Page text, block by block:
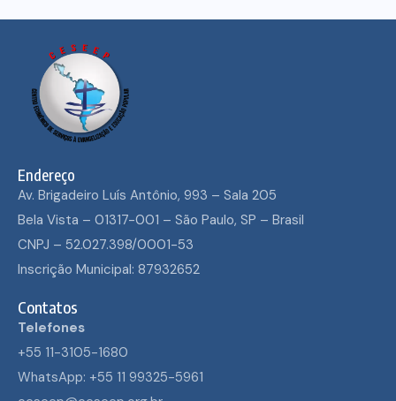
Endereço
Av. Brigadeiro Luís Antônio, 993 – Sala 205
Bela Vista – 01317-001 – São Paulo, SP – Brasil
CNPJ – 52.027.398/0001-53
Inscrição Municipal: 87932652
Contatos
Telefones
+55 11-3105-1680
WhatsApp: +55 11 99325-5961